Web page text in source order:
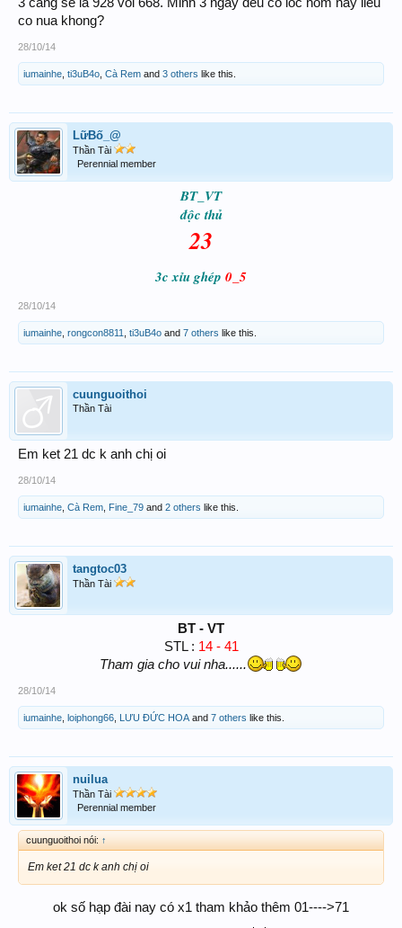
3 cang se la 928 voi 668. Minh 3 ngay deu co loc hom nay lieu
co nua khong?
28/10/14
iumainhe ti3uB4o Cà Rem and 3 others like this.
LữBố_@
Thần Tài
Perennial member
BT_VT
độc thủ
23
3c xỉu ghép 0_5
28/10/14
iumainhe rongcon8811 ti3uB4o and 7 others like this.
cuunguoithoi
Thần Tài
Em ket 21 dc k anh chị oi
28/10/14
iumainhe Cà Rem Fine_79 and 2 others like this.
tangtoc03
Thần Tài
BT - VT
STL : 14 - 41
Tham gia cho vui nha......
28/10/14
iumainhe loiphong66 LƯU ĐỨC HOA and 7 others like this.
nuilua
Thần Tài
Perennial member
cuunguoithoi nói: ↑
Em ket 21 dc k anh chị oi
ok số hạp đài nay có x1 tham khảo thêm 01---->71